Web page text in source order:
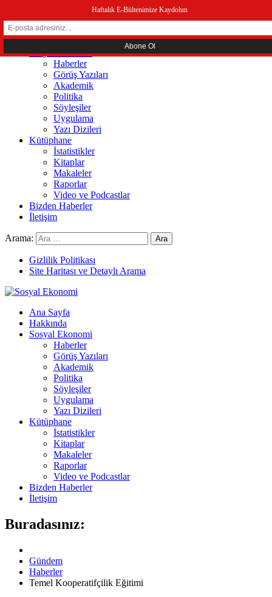
Ana Sayfa
Hakkında
Sosyal Ekonomi
Haberler
Görüş Yazıları
Akademik
Politika
Söyleşiler
Uygulama
Yazı Dizileri
Kütüphane
İstatistikler
Kitaplar
Makaleler
Raporlar
Video ve Podcastlar
Bizden Haberler
İletişim
Arama:
Gizlilik Politikası
Site Haritası ve Detaylı Arama
Ana Sayfa
Hakkında
Sosyal Ekonomi
Haberler
Görüş Yazıları
Akademik
Politika
Söyleşiler
Uygulama
Yazı Dizileri
Kütüphane
İstatistikler
Kitaplar
Makaleler
Raporlar
Video ve Podcastlar
Bizden Haberler
İletişim
Buradasınız:
Gündem
Haberler
Temel Kooperatifçilik Eğitimi
Haftalık E-Bültenimize Kaydolun